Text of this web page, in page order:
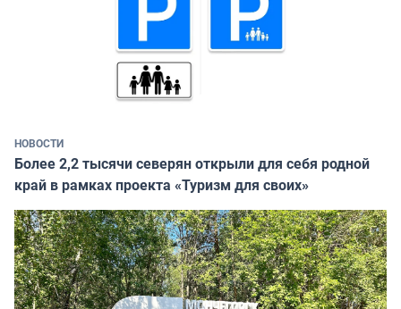
НОВОСТИ
Более 2,2 тысячи северян открыли для себя родной
край в рамках проекта «Туризм для своих»